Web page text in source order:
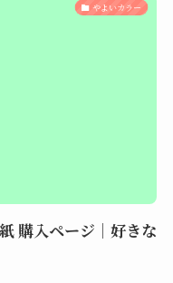
やよいカラー
購入ページ｜好きな